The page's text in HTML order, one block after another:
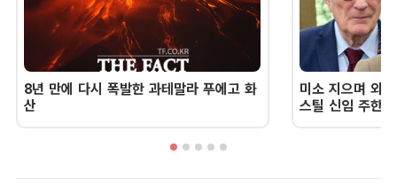
8년 만에 다시 폭발한 과테말라 푸에고 화
산
미소 지으며 외
스틸 신임 주한